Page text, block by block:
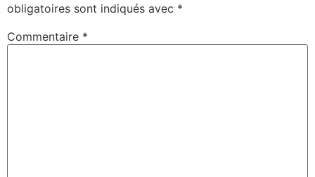
obligatoires sont indiqués avec *
Commentaire *